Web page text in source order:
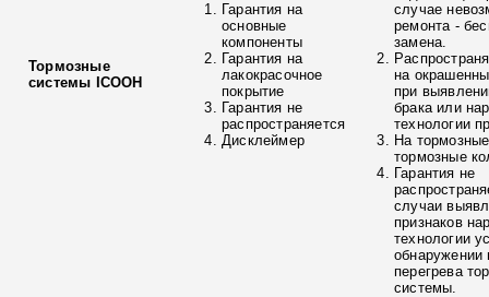
Тормозные
системы ICOOH
Гарантия на
основные
компоненты
Гарантия на
лакокрасочное
покрытие
Гарантия не
распространяется
Дисклеймер
случае
ремонта -
замена.
на
при
брака или
технологии
На
тормозные
Гарантия не
случаи
признаков
технологии
обнаружении
перегрева
системы.